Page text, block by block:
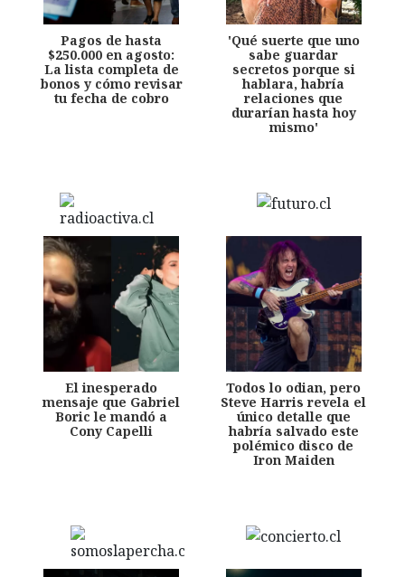
Pagos de hasta
$250.000 en agosto:
La lista completa de
bonos y cómo revisar
tu fecha de cobro
'Qué suerte que uno
sabe guardar
secretos porque si
hablara, habría
relaciones que
durarían hasta hoy
mismo'
El inesperado
mensaje que Gabriel
Boric le mandó a
Cony Capelli
Todos lo odian, pero
Steve Harris revela el
único detalle que
habría salvado este
polémico disco de
Iron Maiden